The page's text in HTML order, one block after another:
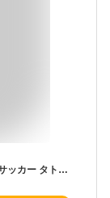
【70種】蛍光 10枚セット ハロウィン クリスマス サッカー タトゥーシール スポーツ パーティー 光る 夜光 カラー ボディステッカー ボディーシール ボディーペイント かわいい イベント キッズ 男の子 女の子 フラッシュ christmas